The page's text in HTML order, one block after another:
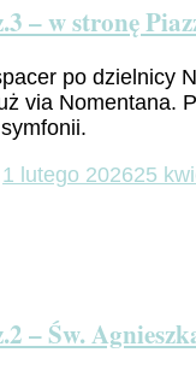
– w stronę
po dzielnicy
via Nomentana.
1 lutego 202625
– Św.